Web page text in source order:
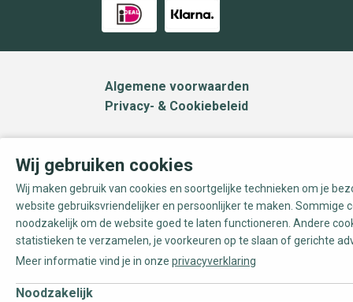
Algemene voorwaarden
Privacy- & Cookiebeleid
Wij gebruiken cookies
Wij maken gebruik van cookies en soortgelijke technieken om je
website gebruiksvriendelijker en persoonlijker te maken. Sommige
noodzakelijk om de website goed te laten functioneren. Andere
statistieken te verzamelen, je voorkeuren op te slaan of gerichte
Meer informatie vind je in onze privacyverklaring
Noodzakelijk